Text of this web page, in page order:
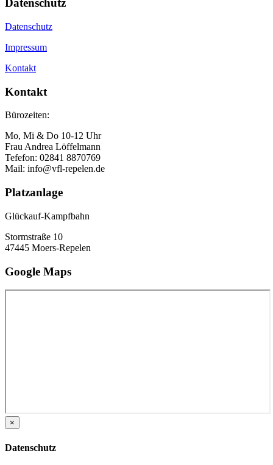
Datenschutz
Datenschutz
Impressum
Kontakt
Kontakt
Bürozeiten:
Mo, Mi & Do 10-12 Uhr
Frau Andrea Löffelmann
Tefefon: 02841 8870769
Mail: info@vfl-repelen.de
Platzanlage
Glückauf-Kampfbahn
Stormstraße 10
47445 Moers-Repelen
Google Maps
×
Datenschutz